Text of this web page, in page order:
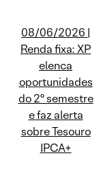
08/06/2026 |
Renda fixa: XP
elenca
oportunidades
do 2º semestre
e faz alerta
sobre Tesouro
IPCA+